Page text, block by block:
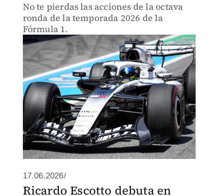
No te pierdas las acciones de la octava
ronda de la temporada 2026 de la
Fórmula 1.
17.06.2026/
Ricardo Escotto debuta en